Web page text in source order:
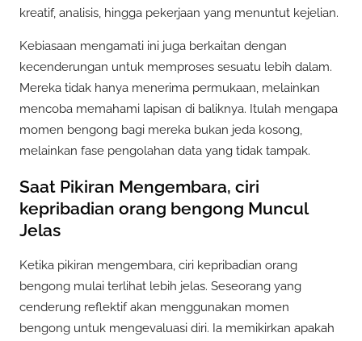
kreatif, analisis, hingga pekerjaan yang menuntut kejelian.
Kebiasaan mengamati ini juga berkaitan dengan
kecenderungan untuk memproses sesuatu lebih dalam.
Mereka tidak hanya menerima permukaan, melainkan
mencoba memahami lapisan di baliknya. Itulah mengapa
momen bengong bagi mereka bukan jeda kosong,
melainkan fase pengolahan data yang tidak tampak.
Saat Pikiran Mengembara, ciri
kepribadian orang bengong Muncul
Jelas
Ketika pikiran mengembara, ciri kepribadian orang
bengong mulai terlihat lebih jelas. Seseorang yang
cenderung reflektif akan menggunakan momen
bengong untuk mengevaluasi diri. Ia memikirkan apakah